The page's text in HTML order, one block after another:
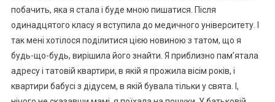
побачить, яка я стала і буде мною пишатися. Після
одинадцятого класу я вступила до медичного університету. І
так мені хотілося поділитися цією новиною з татом, що я
будь-що-будь, вирішила його знайти. Я приблизно пам’ятала
адресу і татовій квартири, в якій я прожила вісім років, і
квартири бабусі з дідусем, в якій бувала тільки у свята. І,